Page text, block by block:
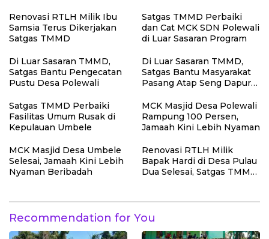
Penutupan TMMD
Renovasi RTLH Milik Ibu
Samsia Terus Dikerjakan
Satgas TMMD
Satgas TMMD Perbaiki
dan Cat MCK SDN Polewali
di Luar Sasaran Program
Di Luar Sasaran TMMD,
Satgas Bantu Pengecatan
Pustu Desa Polewali
Di Luar Sasaran TMMD,
Satgas Bantu Masyarakat
Pasang Atap Seng Dapur
Satgas TMMD Perbaiki
Fasilitas Umum Rusak di
Kepulauan Umbele
MCK Masjid Desa Polewali
Rampung 100 Persen,
Jamaah Kini Lebih Nyaman
MCK Masjid Desa Umbele
Selesai, Jamaah Kini Lebih
Nyaman Beribadah
Renovasi RTLH Milik
Bapak Hardi di Desa Pulau
Dua Selesai, Satgas TMMD
Recommendation for You